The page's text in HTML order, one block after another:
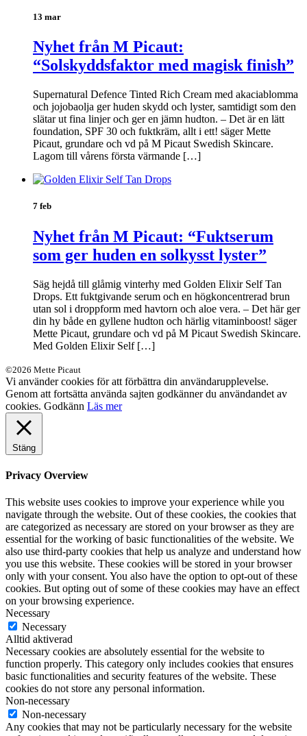
13 mar
Nyhet från M Picaut:
“Solskyddsfaktor med magisk finish”
Supernatural Defence Tinted Rich Cream med akaciablomma
och jojobaolja ger huden skydd och lyster, samtidigt som den
slätar ut fina linjer och ger en jämn hudton. – Det är en lätt
foundation, SPF 30 och fuktkräm, allt i ett! säger Mette
Picaut, grundare och vd på M Picaut Swedish Skincare.
Lagom till vårens första värmande […]
7 feb
Nyhet från M Picaut: “Fuktserum
som ger huden en solkysst lyster”
Säg hejdå till glåmig vinterhy med Golden Elixir Self Tan
Drops. Ett fuktgivande serum och en högkoncentrerad brun
utan sol i droppform med havtorn och aloe vera. – Det här ger
din hy både en gyllene hudton och härlig vitaminboost! säger
Mette Picaut, grundare och vd på M Picaut Swedish Skincare.
Med Golden Elixir Self […]
©2026 Mette Picaut
Vi använder cookies för att förbättra din användarupplevelse.
Genom att fortsätta använda sajten godkänner du användandet av
cookies. Godkänn Läs mer
Stäng
Privacy Overview
This website uses cookies to improve your experience while you
navigate through the website. Out of these cookies, the cookies that
are categorized as necessary are stored on your browser as they are
essential for the working of basic functionalities of the website. We
also use third-party cookies that help us analyze and understand how
you use this website. These cookies will be stored in your browser
only with your consent. You also have the option to opt-out of these
cookies. But opting out of some of these cookies may have an effect
on your browsing experience.
Necessary
Necessary
Alltid aktiverad
Necessary cookies are absolutely essential for the website to
function properly. This category only includes cookies that ensures
basic functionalities and security features of the website. These
cookies do not store any personal information.
Non-necessary
Non-necessary
Any cookies that may not be particularly necessary for the website